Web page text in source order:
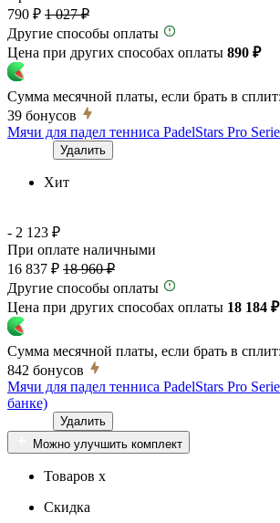
790 ₽ 1 027 ₽
Другие способы оплаты
Цена при других способах оплаты 890 ₽
Сумма месячной платы, если брать в сплит:
39 бонусов
Мячи для падел тенниса PadelStars Pro
Удалить
Хит
- 2 123 ₽
При оплате наличными
16 837 ₽ 18 960 ₽
Другие способы оплаты
Цена при других способах оплаты 18 184 ₽
Сумма месячной платы, если брать в сплит:
842 бонусов
Мячи для падел тенниса PadelStars Pro
банке)
Удалить
Можно улучшить комплект
Товаров x
Скидка